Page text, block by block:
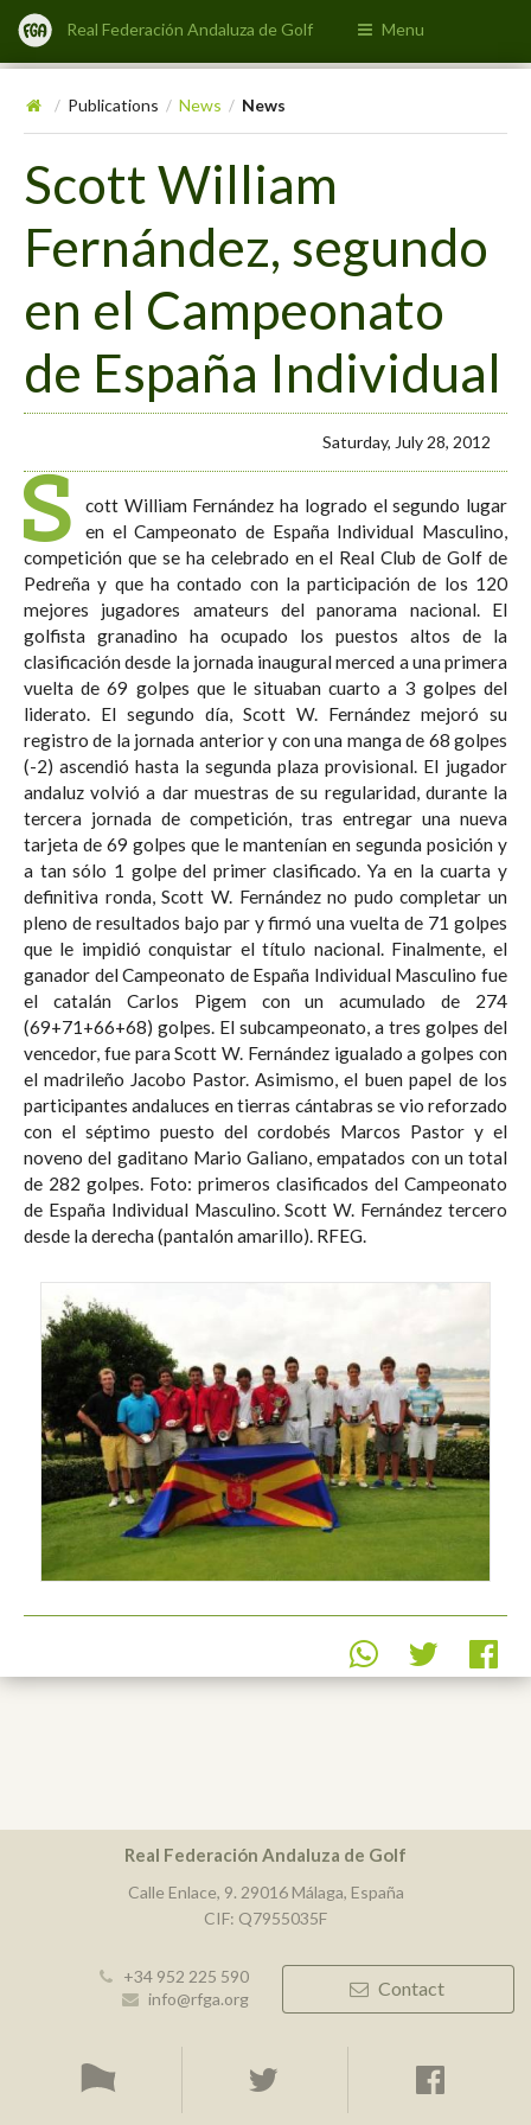
Real Federación Andaluza de Golf Menu
/ Publications / News / News
Scott William
Fernández, segundo
en el Campeonato
de España Individual
Saturday, July 28, 2012
S
cott William Fernández ha logrado el segundo lugar
en el Campeonato de España Individual Masculino,
competición que se ha celebrado en el Real Club de Golf de
Pedreña y que ha contado con la participación de los 120
mejores jugadores amateurs del panorama nacional. El
golfista granadino ha ocupado los puestos altos de la
clasificación desde la jornada inaugural merced a una primera
vuelta de 69 golpes que le situaban cuarto a 3 golpes del
liderato. El segundo día, Scott W. Fernández mejoró su
registro de la jornada anterior y con una manga de 68 golpes
(-2) ascendió hasta la segunda plaza provisional. El jugador
andaluz volvió a dar muestras de su regularidad, durante la
tercera jornada de competición, tras entregar una nueva
tarjeta de 69 golpes que le mantenían en segunda posición y
a tan sólo 1 golpe del primer clasificado. Ya en la cuarta y
definitiva ronda, Scott W. Fernández no pudo completar un
pleno de resultados bajo par y firmó una vuelta de 71 golpes
que le impidió conquistar el título nacional. Finalmente, el
ganador del Campeonato de España Individual Masculino fue
el catalán Carlos Pigem con un acumulado de 274
(69+71+66+68) golpes. El subcampeonato, a tres golpes del
vencedor, fue para Scott W. Fernández igualado a golpes con
el madrileño Jacobo Pastor. Asimismo, el buen papel de los
participantes andaluces en tierras cántabras se vio reforzado
con el séptimo puesto del cordobés Marcos Pastor y el
noveno del gaditano Mario Galiano, empatados con un total
de 282 golpes. Foto: primeros clasificados del Campeonato
de España Individual Masculino. Scott W. Fernández tercero
desde la derecha (pantalón amarillo). RFEG.
Real Federación Andaluza de Golf
Calle Enlace, 9. 29016 Málaga, España
CIF: Q7955035F
+34 952 225 590
info@rfga.org
Contact